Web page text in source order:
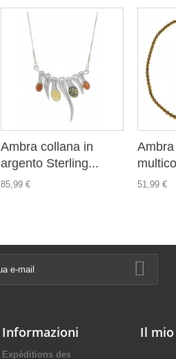
Ambra collana in
argento Sterling...
85,99 € 51,99 €
Informazioni
Expéditions des
Il